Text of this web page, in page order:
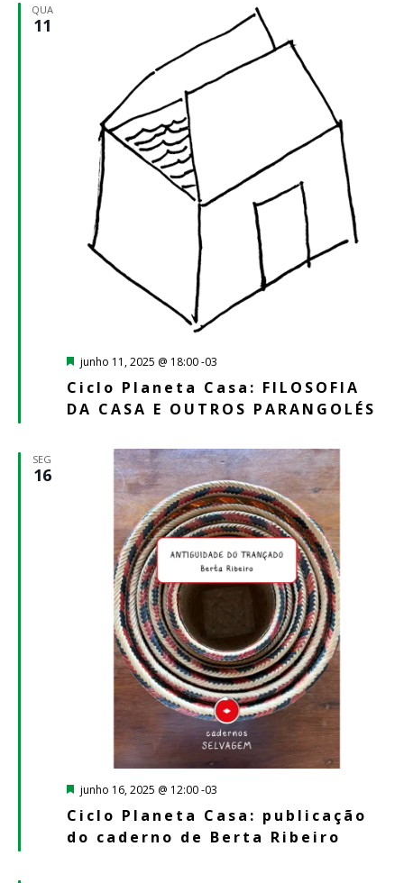
QUA
11
Ciclo Planeta Casa: FILOSOFIA
DA CASA E OUTROS PARANGOLÉS
Destacado
junho 11, 2025 @ 18:00 -03
SEG
16
Ciclo Planeta Casa: publicação
do caderno de Berta Ribeiro
Destacado
junho 16, 2025 @ 12:00 -03